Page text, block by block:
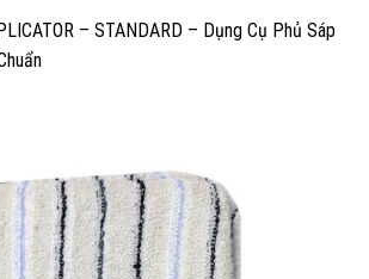
– STANDARD – Dụng Cụ Phủ Sáp